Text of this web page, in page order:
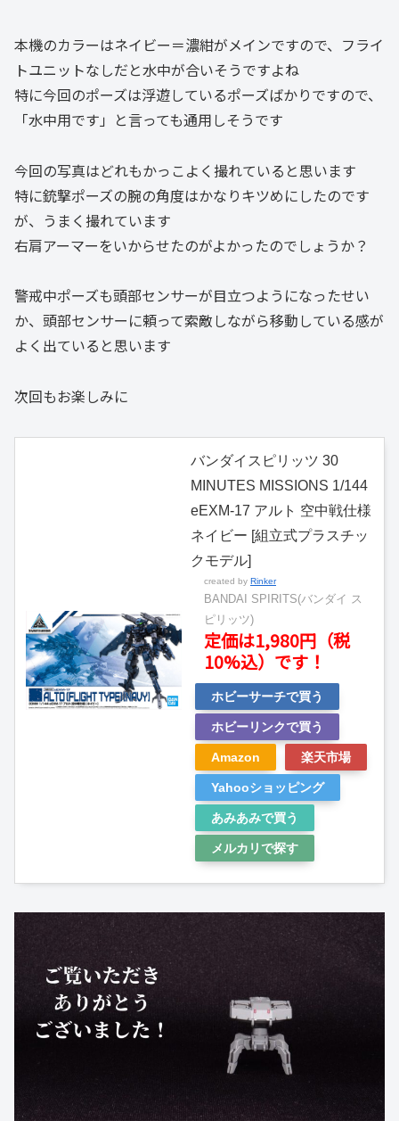
本機のカラーはネイビー＝濃紺がメインですので、フライ
トユニットなしだと水中が合いそうですよね
特に今回のポーズは浮遊しているポーズばかりですので、
「水中用です」と言っても通用しそうです
今回の写真はどれもかっこよく撮れていると思います
特に銃撃ポーズの腕の角度はかなりキツめにしたのです
が、うまく撮れています
右肩アーマーをいからせたのがよかったのでしょうか？
警戒中ポーズも頭部センサーが目立つようになったせい
か、頭部センサーに頼って索敵しながら移動している感が
よく出ていると思います
次回もお楽しみに
バンダイスピリッツ 30
MINUTES MISSIONS 1/144
eEXM-17 アルト 空中戦仕様
ネイビー [組立式プラスチッ
クモデル]
created by Rinker
BANDAI SPIRITS(バンダイ ス
ピリッツ)
定価は1,980円（税
10%込）です！
ホビーサーチで買う
ホビーリンクで買う
Amazon 楽天市場
Yahooショッピング
あみあみで買う
メルカリで探す